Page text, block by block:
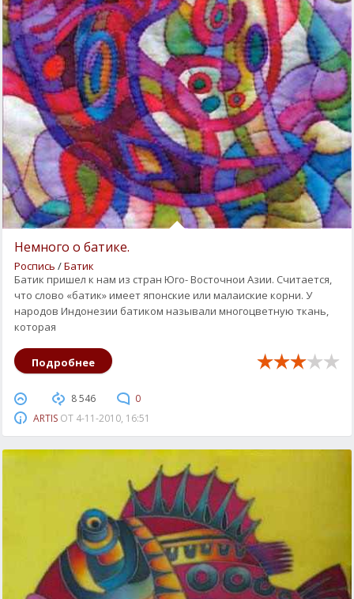
Немного о батике.
Роспись /Батик
Батик пришел к нам из стран Юго- Восточнои Азии. Считается,
что слово «батик» имеет японские или малаиские корни. У
народов Индонезии батиком называли многоцветную ткань,
которая
Подробнее
8 546
0
ARTISОТ 4-11-2010, 16:51